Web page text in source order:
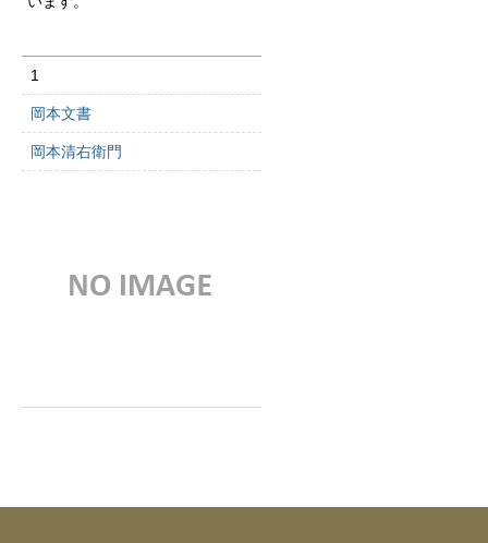
1
岡本文書
岡本清右衛門